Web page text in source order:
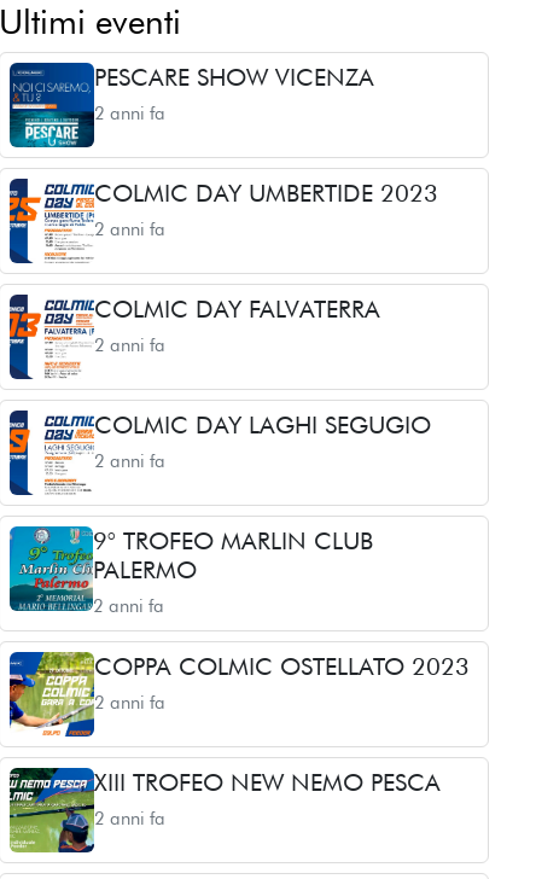
Ultimi eventi
PESCARE SHOW VICENZA
2 anni fa
COLMIC DAY UMBERTIDE 2023
2 anni fa
COLMIC DAY FALVATERRA
2 anni fa
COLMIC DAY LAGHI SEGUGIO
2 anni fa
9° TROFEO MARLIN CLUB
PALERMO
2 anni fa
COPPA COLMIC OSTELLATO 2023
2 anni fa
XIII TROFEO NEW NEMO PESCA
2 anni fa